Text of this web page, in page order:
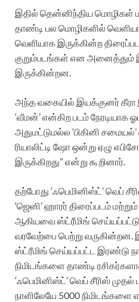
இதில் தென்னிந்திய மொழிகள்
தாண்டி பல மொழிகளில்
வெளியாக இருக்கின்ற
குறும்படங்கள் என அனைத்தும்
இருக்கின்றன.
அந்த வகையில் இயக்குனர்
‘வீமன்’ என்கிற படம் நேரடியாக
அதுமட்டுமல்ல ‘பிகினி
ரியாலிட்டி ஷோ ஒன்று ஏழு
இருக்கிறது” என்று கூறினார்.
தற்போது ‘ஃபெமினிஸ்ட்’ வெப்
‘ஜெனி’ ஹாரர் திரைப்படம் மற்றும்
ஆகியவை ஸ்ட்ரீமிங் செய்யப்பட்டு
வரவேற்பை பெற்று வருகின்றன.
ஸ்ட்ரீமிங் செய்யப்பட்ட இரண்டு
நிமிடங்களை தாண்டி
‘ஃபெமினிஸ்ட்’ வெப் சீரிஸ்
நாளிலேயே 5000 நிமிடங்களை